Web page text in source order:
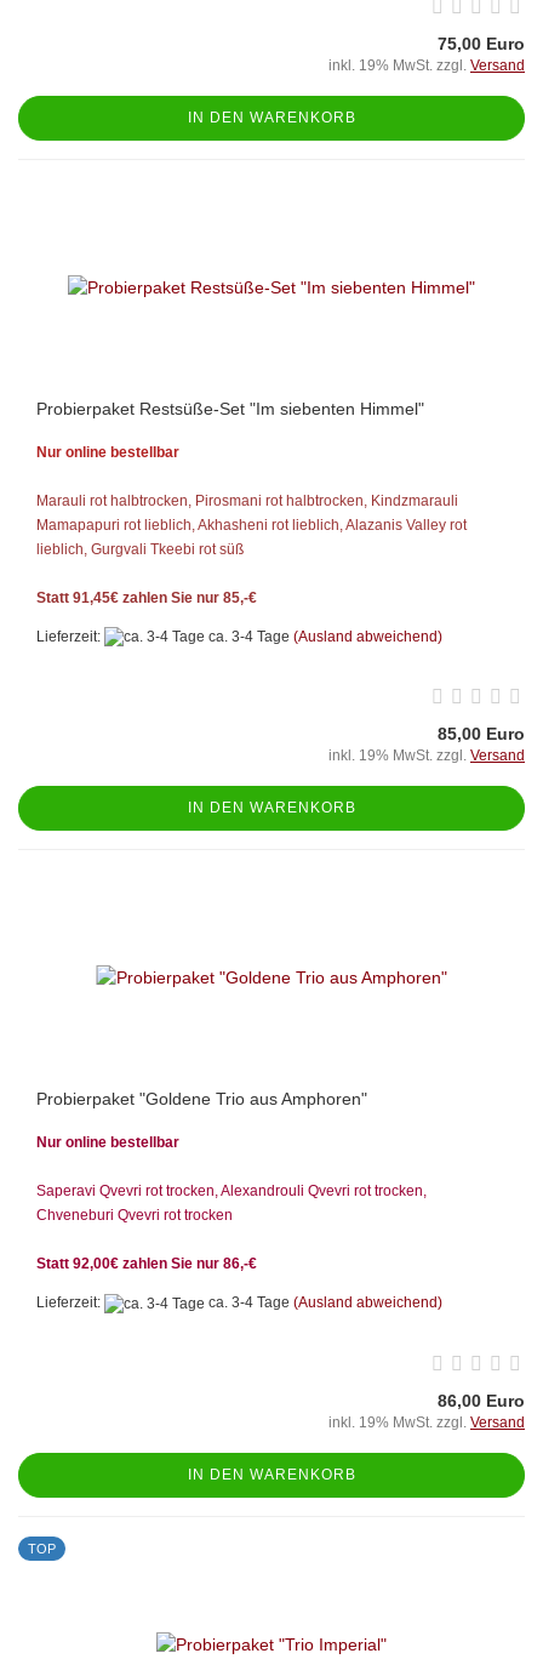
75,00 Euro
inkl. 19% MwSt. zzgl. Versand
IN DEN WARENKORB
Probierpaket Restsüße-Set "Im siebenten Himmel"
Nur online bestellbar
Marauli rot halbtrocken, Pirosmani rot halbtrocken, Kindzmarauli
Mamapapuri rot lieblich, Akhasheni rot lieblich, Alazanis Valley rot
lieblich, Gurgvali Tkeebi rot süß
Statt 91,45€ zahlen Sie nur 85,-€
Lieferzeit: ca. 3-4 Tage (Ausland abweichend)
85,00 Euro
inkl. 19% MwSt. zzgl. Versand
IN DEN WARENKORB
Probierpaket "Goldene Trio aus Amphoren"
Nur online bestellbar
Saperavi Qvevri rot trocken, Alexandrouli Qvevri rot trocken,
Chveneburi Qvevri rot trocken
Statt 92,00€ zahlen Sie nur 86,-€
Lieferzeit: ca. 3-4 Tage (Ausland abweichend)
86,00 Euro
inkl. 19% MwSt. zzgl. Versand
IN DEN WARENKORB
TOP